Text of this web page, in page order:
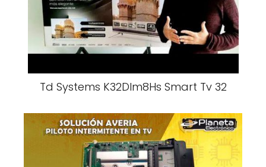
Td Systems K32Dlm8Hs Smart Tv 32